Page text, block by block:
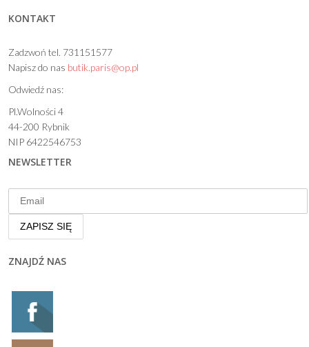
KONTAKT
Zadzwoń tel. 731151577
Napisz do nas butik.paris@op.pl
Odwiedź nas:
Pl.Wolności 4
44-200 Rybnik
NIP 6422546753
NEWSLETTER
ZNAJDŹ NAS